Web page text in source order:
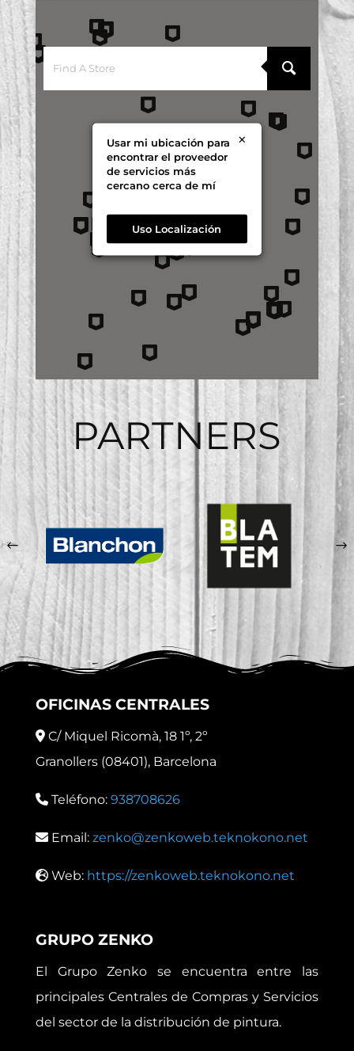
Cáceres
Guadalajara
Illes Balears
Jaén
Madrid
Murcia
Málaga
Navarra
Ourense
Palencia
Santander
Sevilla
Usar mi ubicación para
encontrar el proveedor
de servicios más
cercano cerca de mí
×
Uso Localización
PARTNERS
OFICINAS CENTRALES
C/ Miquel Ricomà, 18 1º, 2º
Granollers (08401), Barcelona
Teléfono: 938708626
Email: zenko@zenkoweb.teknokono.net
Web: https://zenkoweb.teknokono.net
GRUPO ZENKO
El Grupo Zenko se encuentra entre las
principales Centrales de Compras y Servicios
del sector de la distribución de pintura.